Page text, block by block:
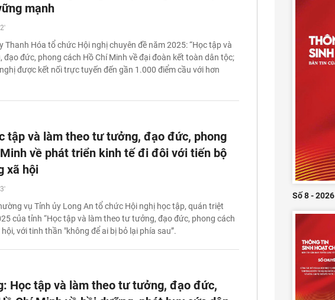
mạnh
Thanh Hóa tổ chức Hội nghị chuyên đề năm 2025: “Học tập và
đạo đức, phong cách Hồ Chí Minh về đại đoàn kết toàn dân tộc;
được kết nối trực tuyến đến gần 1.000 điểm cầu với hơn
tập và làm theo tư tưởng, đạo đức, phong
về phát triển kinh tế đi đôi với tiến bộ
xã hội
vụ Tỉnh ủy Long An tổ chức Hội nghị học tập, quán triệt
của tỉnh “Học tập và làm theo tư tưởng, đạo đức, phong cách
với tinh thần "không để ai bị bỏ lại phía sau”.
Học tập và làm theo tư tưởng, đạo đức,
Số 8 - 2026